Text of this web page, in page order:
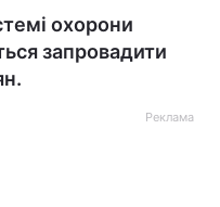
охорони
запровадити
Реклама